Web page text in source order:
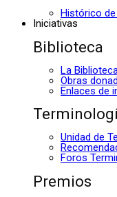
Histórico
Iniciativas
Biblioteca
La
Obras
Enlaces de
Unidad de
Foros
Premios